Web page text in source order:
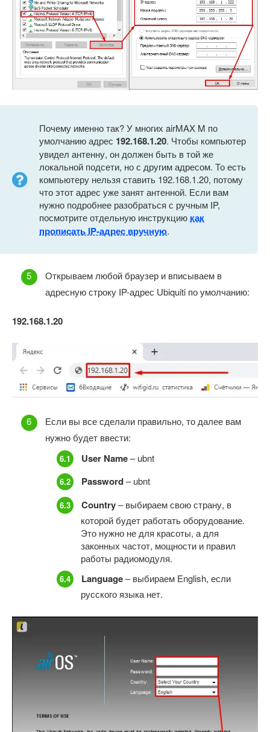
Почему именно так? У многих airMAX M по
умолчанию адрес 192.168.1.20. Чтобы компьютер
увидел антенну, он должен быть в той же
локальной подсети, но с другим адресом. То есть
компьютеру нельзя ставить 192.168.1.20, потому
что этот адрес уже занят антенной. Если вам
нужно подробнее разобраться с ручным IP,
посмотрите отдельную инструкцию как
прописать IP-адрес вручную.
Открываем любой браузер и вписываем в
адресную строку IP-адрес Ubiquiti по умолчанию:
192.168.1.20
Если вы все сделали правильно, то далее вам
нужно будет ввести:
User Name– ubnt
Password– ubnt
Country– выбираем свою страну, в
которой будет работать оборудование.
Это нужно не для красоты, а для
законных частот, мощности и правил
работы радиомодуля.
Language– выбираем English, если
русского языка нет.